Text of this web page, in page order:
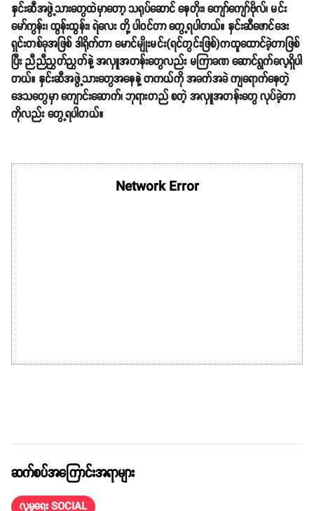
နှင်းဆီအဖွဲ့သားတွေထဲမှာတော့ သရုပ်ဆောင် နေတိုး၊ ကျော်ကျော်ဗိုလ်၊ မင်း
မော်ကွန်း၊ ထွန်းထွန်း၊ ရဲလေး တို့ ပါဝင်တာ တွေ့ရပါတယ်။ နှင်းဆီဖောင်ဒေး
ရှင်းတစ်ခုအဖြစ် ဒါရိုက်တာ မောင်မျိုးမင်း(ရင်တွင်းဖြစ်)ကထူထောင်ခဲ့တာဖြစ်
ပြီး ညီညီညွှတ်ညွှတ်နဲ့ အလှူအတန်းတွေလည်း မကြာခဏ ဆောင်ရွက်လေ့ရှိပါ
တယ်။ နှင်းဆီအဖွဲ့သားတွေအနေနဲ့ တကယ်ကို အခက်အခဲ ကျရောက်နေတဲ့
ဒေသတွေမှာ ကျောင်းဆောက်၊ ဘုရားတည် စတဲ့ အလှူအတန်းတွေ လုပ်ခဲ့တာ
ကိုလည်း တွေ့ရပါတယ်။
ဆက်စပ်အကြောင်းအရာများ
လူမှုရေး SOCIAL